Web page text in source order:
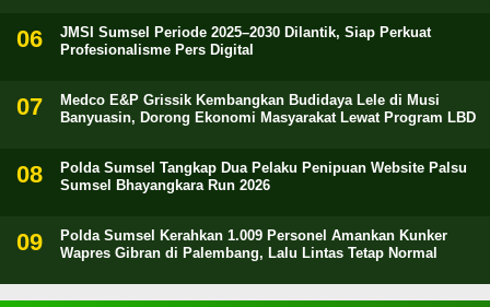
JMSI Sumsel Periode 2025–2030 Dilantik, Siap Perkuat
Profesionalisme Pers Digital
Medco E&P Grissik Kembangkan Budidaya Lele di Musi
Banyuasin, Dorong Ekonomi Masyarakat Lewat Program LBD
Polda Sumsel Tangkap Dua Pelaku Penipuan Website Palsu
Sumsel Bhayangkara Run 2026
Polda Sumsel Kerahkan 1.009 Personel Amankan Kunker
Wapres Gibran di Palembang, Lalu Lintas Tetap Normal